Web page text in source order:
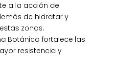
a la acción de
de hidratar y
zonas.
Botánica fortalece las
resistencia y